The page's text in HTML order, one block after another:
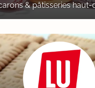
& pâtisseries